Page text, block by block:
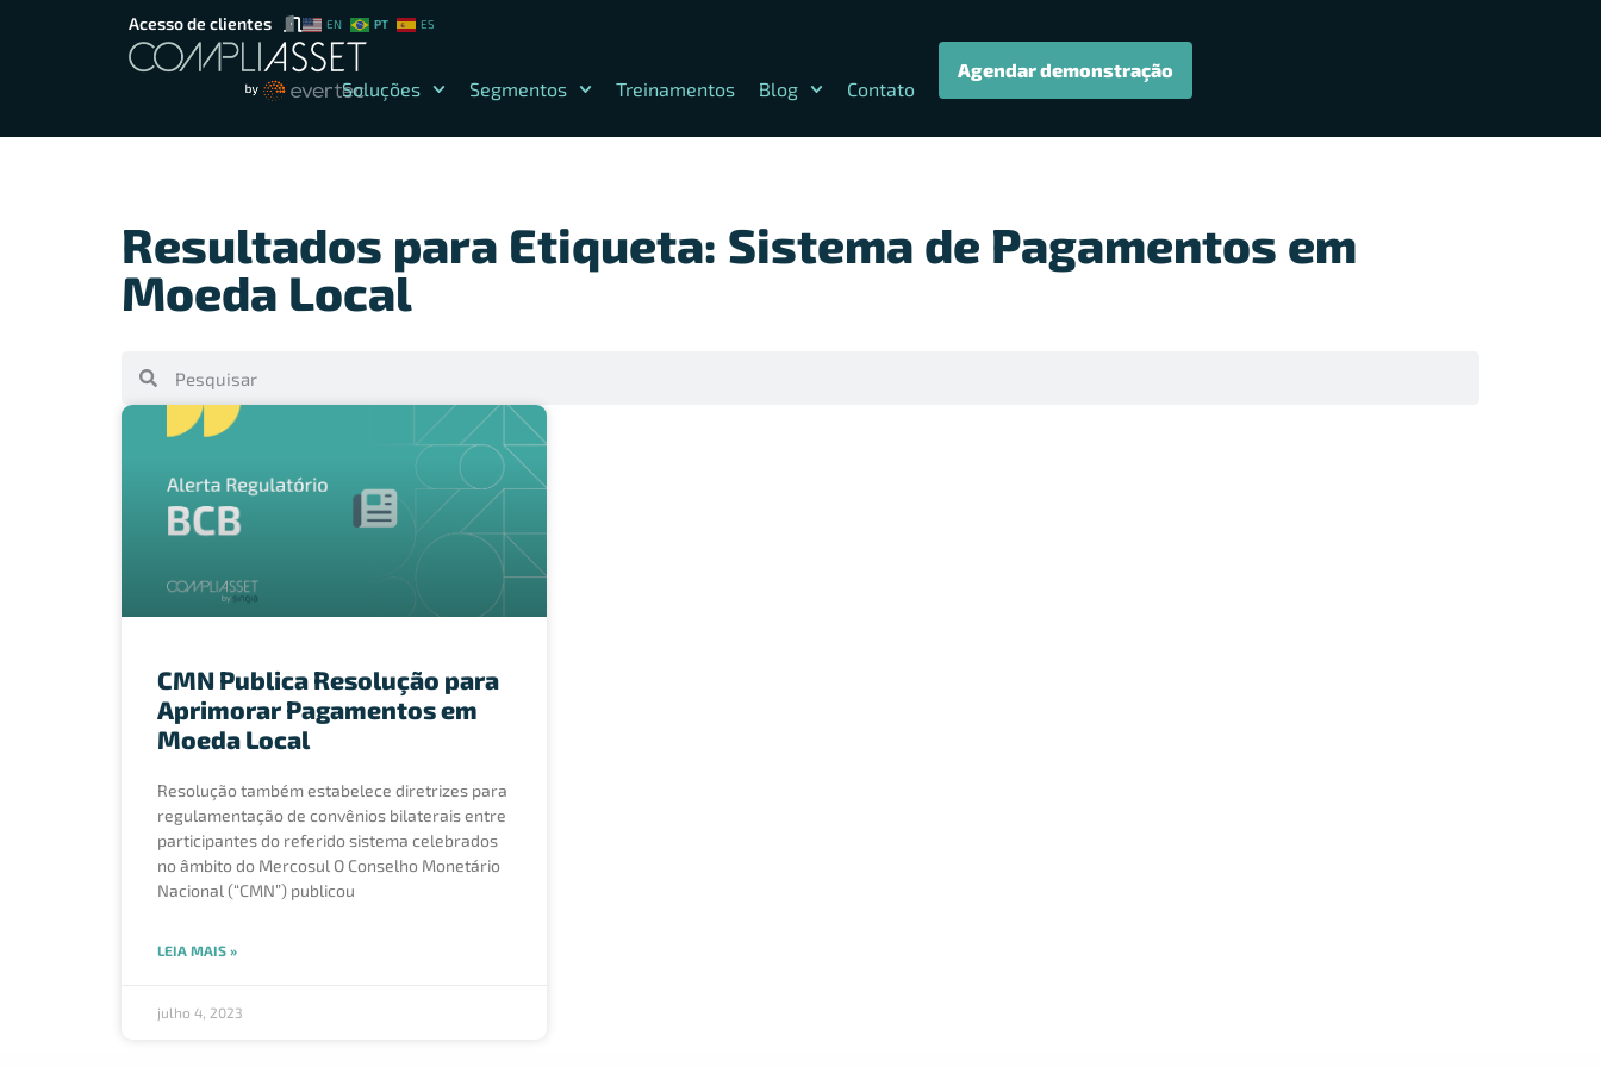
Acesso de clientes EN PT ES
Soluções Segmentos Treinamentos Blog Contato
Agendar demonstração
Resultados para Etiqueta: Sistema de Pagamentos em
Moeda Local
CMN Publica Resolução para
Aprimorar Pagamentos em
Moeda Local
Resolução também estabelece diretrizes para
regulamentação de convênios bilaterais entre
participantes do referido sistema celebrados
no âmbito do Mercosul O Conselho Monetário
Nacional (“CMN”) publicou
LEIA MAIS »
julho 4, 2023